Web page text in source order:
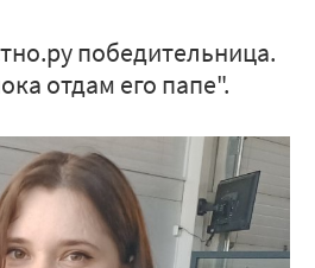
победительница.
отдам его папе".